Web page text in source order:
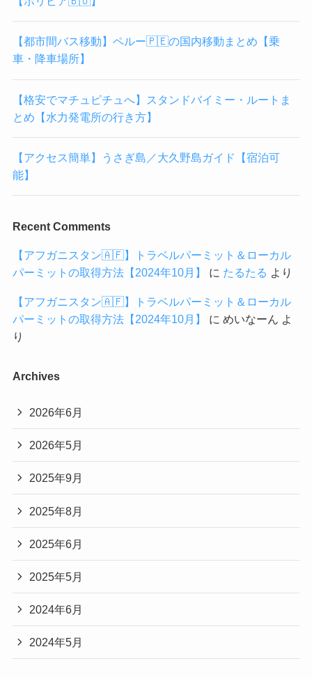
【都市間バス移動】ペルー🇵🇪の国内移動まとめ【乗
車・降車場所】
【格安でマチュピチュへ】スタンドバイミー・ルートま
とめ【水力発電所の行き方】
【アクセス簡単】うさぎ島／大久野島ガイド【宿泊可
能】
Recent Comments
【アフガニスタン🇦🇫】トラベルパーミット＆ローカル
パーミットの取得方法【2024年10月】
に たるたる より
【アフガニスタン🇦🇫】トラベルパーミット＆ローカル
パーミットの取得方法【2024年10月】
に めいなーん
よ
り
Archives
2026年6月
2026年5月
2025年9月
2025年8月
2025年6月
2025年5月
2024年6月
2024年5月